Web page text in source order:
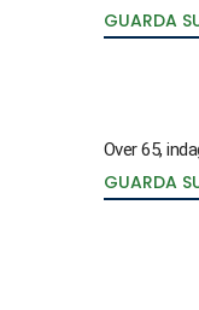
GUARDA
Over 65,
GUARDA